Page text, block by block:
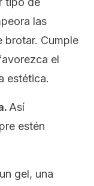
las
brotar. Cumple
el
estética.
Así
estén
gel, una